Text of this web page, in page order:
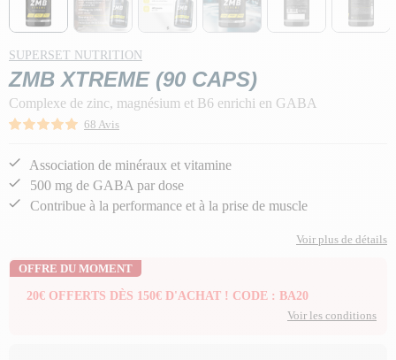
SUPERSET NUTRITION
ZMB XTREME (90 CAPS)
Complexe de zinc, magnésium et B6 enrichi en GABA
68 Avis
Association de minéraux et vitamine
500 mg de GABA par dose
Contribue à la performance et à la prise de muscle
Voir plus de détails
OFFRE DU MOMENT
20€ OFFERTS DÈS 150€ D'ACHAT ! CODE : BA20
Voir les conditions